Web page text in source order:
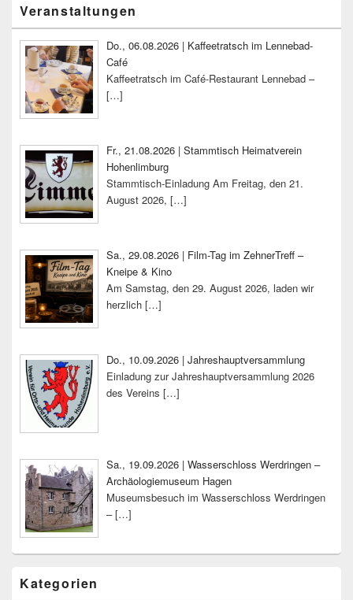
Seitenleisten-
Widgetbereich
Veranstaltungen
Do., 06.08.2026 | Kaffeetratsch im Lennebad-
Café
Kaffeetratsch im Café-Restaurant Lennebad –
[…]
Fr., 21.08.2026 | Stammtisch Heimatverein
Hohenlimburg
Stammtisch-Einladung Am Freitag, den 21.
August 2026, […]
Sa., 29.08.2026 | Film-Tag im ZehnerTreff –
Kneipe & Kino
Am Samstag, den 29. August 2026, laden wir
herzlich […]
Do., 10.09.2026 | Jahreshauptversammlung
Einladung zur Jahreshauptversammlung 2026
des Vereins […]
Sa., 19.09.2026 | Wasserschloss Werdringen –
Archäologiemuseum Hagen
Museumsbesuch im Wasserschloss Werdringen
–[…]
Kategorien